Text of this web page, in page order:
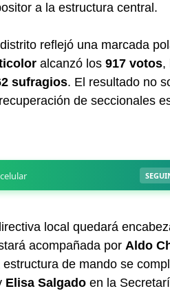
a la estructura central.
reflejó una marcada
alcanzó los 917 votos,
sufragios. El resultado no
de seccionales
local quedará
acompañada por Aldo
de mando se
Elisa Salgado en la